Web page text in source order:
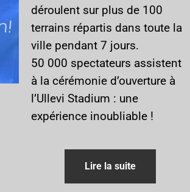
déroulent sur plus de 100
terrains répartis dans toute la
ville pendant 7 jours.
50 000 spectateurs assistent
à la cérémonie d’ouverture à
l’Ullevi Stadium : une
expérience inoubliable !
Lire la suite